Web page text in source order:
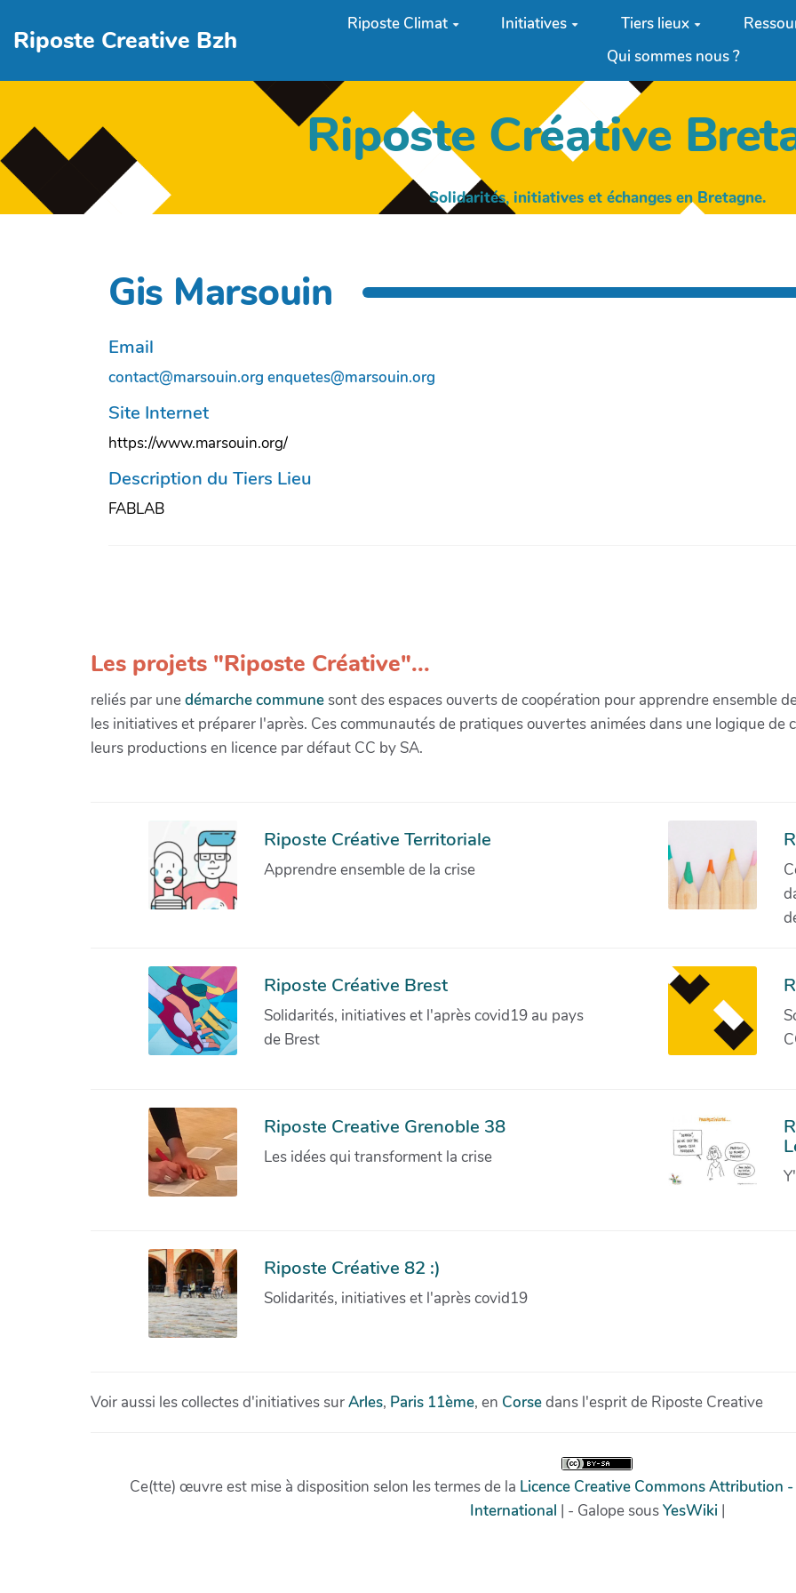
Riposte Creative Bzh
Riposte Climat Initiatives Tiers lieux
Qui sommes nous ?
Riposte Créative
Solidarités, initiatives et échanges en Bretagne.
Gis Marsouin
Email
contact@marsouin.org enquetes@marsouin.org
Site Internet
https://www.marsouin.org/
Description du Tiers Lieu
FABLAB